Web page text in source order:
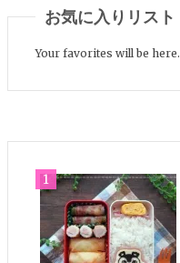
お気に入りリスト
Your favorites will be here.